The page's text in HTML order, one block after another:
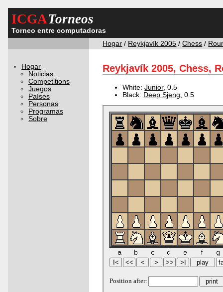
ICGATorneos
Torneo entre computadoras
Hogar / Reykjavík 2005 /Chess /
Hogar
Noticias
Competitions
Juegos
Países
Personas
Programas
Sobre
Reykjavík 2005, Chess,
White:Junior, 0.5
Black: Deep Sjeng , 0.5